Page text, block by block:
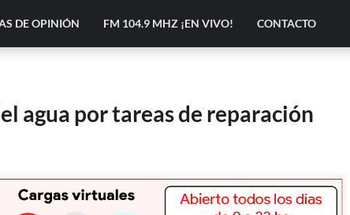
DE OPINIÓN FM 104.9 MHZ ¡EN VIVO! CONTACTO
agua por tareas de reparación